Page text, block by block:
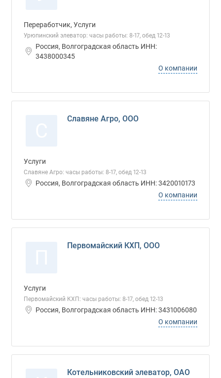
Переработчик, Услуги
Урюпинский элеватор: часы работы: 8-17, обед 12-13
Россия, Волгоградская область ИНН:
3438000345
О компании
Славяне Агро, ООО
Услуги
Славяне Агро: часы работы: 8-17, обед 12-13
Россия, Волгоградская область ИНН: 3420010173
О компании
Первомайский КХП, ООО
Услуги
Первомайский КХП: часы работы: 8-17, обед 12-13
Россия, Волгоградская область ИНН: 3431006080
О компании
Котельниковский элеватор, ОАО